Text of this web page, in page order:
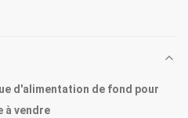
d'alimentation de fond pour
à vendre